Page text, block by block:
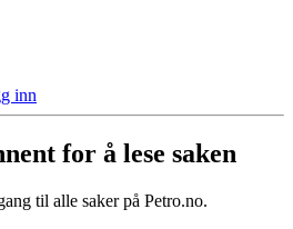
inn
for å lese saken
til alle saker på Petro.no.